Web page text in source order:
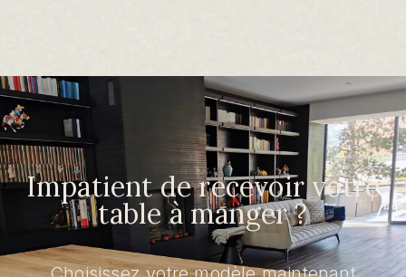
Impatient de recevoir votre
table à manger ?